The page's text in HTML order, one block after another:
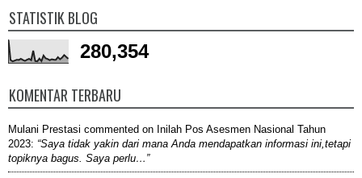
STATISTIK BLOG
280,354
KOMENTAR TERBARU
Mulani Prestasi commented on Inilah Pos Asesmen Nasional Tahun
2023: “Saya tidak yakin dari mana Anda mendapatkan informasi ini,tetapi
topiknya bagus. Saya perlu…”